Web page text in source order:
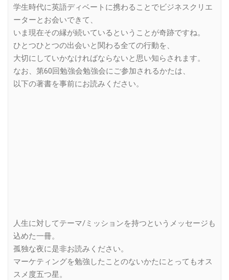
学生時代に英語ディベートに携わることでビジネスクリエ
ーターとお会いできて、
いま現在その縁が続いているということが奇跡ですね。
ひとつひとつの出会いと関わる全ての行動を、
大切にしていかなければならないと思い知らされます。
なお、第60回勉強会勉強会にご参加されるかたは、
以下の著書を事前にお読みください。
人生に対してテーマ/ミッションを持つというメッセージも
込めた一冊。
孤独な夜に是非お読みください。
マーケティングを勉強したことのないかたにとってもオス
スメ度五つ星。